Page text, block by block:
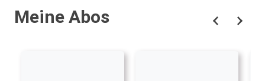
Meine Abos